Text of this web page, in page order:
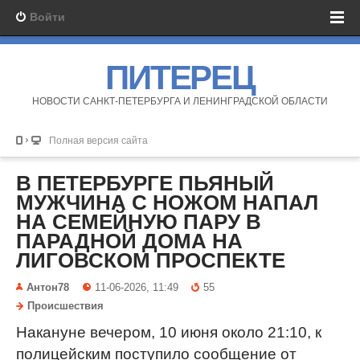
Войти
ПИТЕРЕЦ
НОВОСТИ САНКТ-ПЕТЕРБУРГА И ЛЕНИНГРАДСКОЙ ОБЛАСТИ
Полная версия сайта
В ПЕТЕРБУРГЕ ПЬЯНЫЙ
МУЖЧИНА С НОЖОМ НАПАЛ
НА СЕМЕЙНУЮ ПАРУ В
ПАРАДНОЙ ДОМА НА
ЛИГОВСКОМ ПРОСПЕКТЕ
Антон78 11-06-2026, 11:49
55
Происшествия
Накануне вечером, 10 июня около 21:10, к
полицейским поступило сообщение от